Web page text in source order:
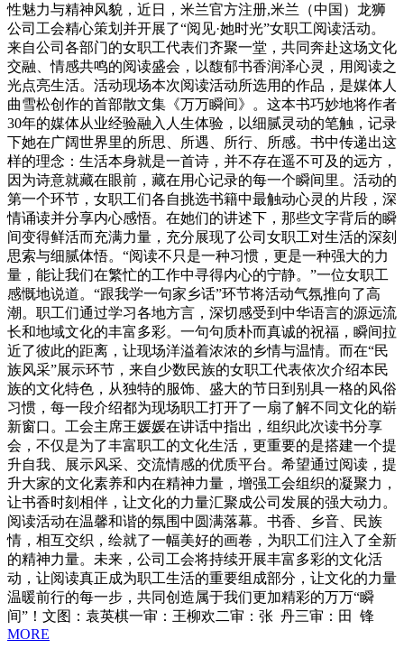
性魅力与精神风貌，近日，米兰官方注册,米兰（中国）龙狮
公司工会精心策划并开展了“阅见·她时光”女职工阅读活动。
来自公司各部门的女职工代表们齐聚一堂，共同奔赴这场文化
交融、情感共鸣的阅读盛会，以馥郁书香润泽心灵，用阅读之
光点亮生活。活动现场本次阅读活动所选用的作品，是媒体人
曲雪松创作的首部散文集《万万瞬间》。这本书巧妙地将作者
30年的媒体从业经验融入人生体验，以细腻灵动的笔触，记录
下她在广阔世界里的所思、所遇、所行、所感。书中传递出这
样的理念：生活本身就是一首诗，并不存在遥不可及的远方，
因为诗意就藏在眼前，藏在用心记录的每一个瞬间里。活动的
第一个环节，女职工们各自挑选书籍中最触动心灵的片段，深
情诵读并分享内心感悟。在她们的讲述下，那些文字背后的瞬
间变得鲜活而充满力量，充分展现了公司女职工对生活的深刻
思索与细腻体悟。“阅读不只是一种习惯，更是一种强大的力
量，能让我们在繁忙的工作中寻得内心的宁静。”一位女职工
感慨地说道。“跟我学一句家乡话”环节将活动气氛推向了高
潮。职工们通过学习各地方言，深切感受到中华语言的源远流
长和地域文化的丰富多彩。一句句质朴而真诚的祝福，瞬间拉
近了彼此的距离，让现场洋溢着浓浓的乡情与温情。而在“民
族风采”展示环节，来自少数民族的女职工代表依次介绍本民
族的文化特色，从独特的服饰、盛大的节日到别具一格的风俗
习惯，每一段介绍都为现场职工打开了一扇了解不同文化的崭
新窗口。工会主席王媛媛在讲话中指出，组织此次读书分享
会，不仅是为了丰富职工的文化生活，更重要的是搭建一个提
升自我、展示风采、交流情感的优质平台。希望通过阅读，提
升大家的文化素养和内在精神力量，增强工会组织的凝聚力，
让书香时刻相伴，让文化的力量汇聚成公司发展的强大动力。
阅读活动在温馨和谐的氛围中圆满落幕。书香、乡音、民族
情，相互交织，绘就了一幅美好的画卷，为职工们注入了全新
的精神力量。未来，公司工会将持续开展丰富多彩的文化活
动，让阅读真正成为职工生活的重要组成部分，让文化的力量
温暖前行的每一步，共同创造属于我们更加精彩的万万“瞬
间”！文图：袁英棋一审：王柳欢二审：张 丹三审：田 锋
MORE